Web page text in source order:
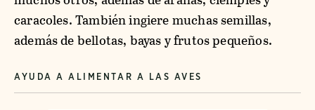
caracoles. También ingiere muchas semillas,
además de bellotas, bayas y frutos pequeños.
AYUDA A ALIMENTAR A LAS AVES